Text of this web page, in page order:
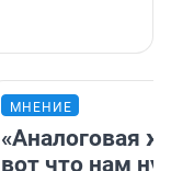
МНЕНИЕ
«Аналоговая
вот что нам